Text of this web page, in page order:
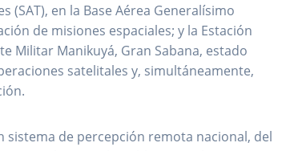
(SAT), en la Base Aérea Generalísimo
de misiones espaciales; y la Estación
Militar Manikuyá, Gran Sabana, estado
satelitales y, simultáneamente,
sistema de percepción remota nacional, del